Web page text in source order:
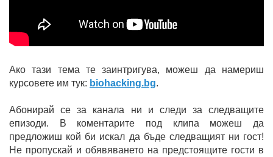
Ако тази тема те заинтригува, можеш да намериш
курсовете им тук: biohacking.bg.
Абонирай се за канала ни и следи за следващите
епизоди. В коментарите под клипа можеш да
предложиш кой би искал да бъде следващият ни гост!
Не пропускай и обявяването на предстоящите гости в